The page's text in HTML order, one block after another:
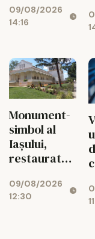
la Bacău
09/08/2026
14:16
Monument-
simbol al
Iaşului,
restaurat
mai amplă
intervenţie
09/08/2026
12:30